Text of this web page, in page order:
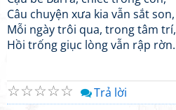
Câu chuyện xưa kia vẫn sắt son,
Mỗi ngày trôi qua, trong tâm trí,
Hồi trống giục lòng vẫn rập rờn.
☆
☆
☆
☆
☆ Trả lời